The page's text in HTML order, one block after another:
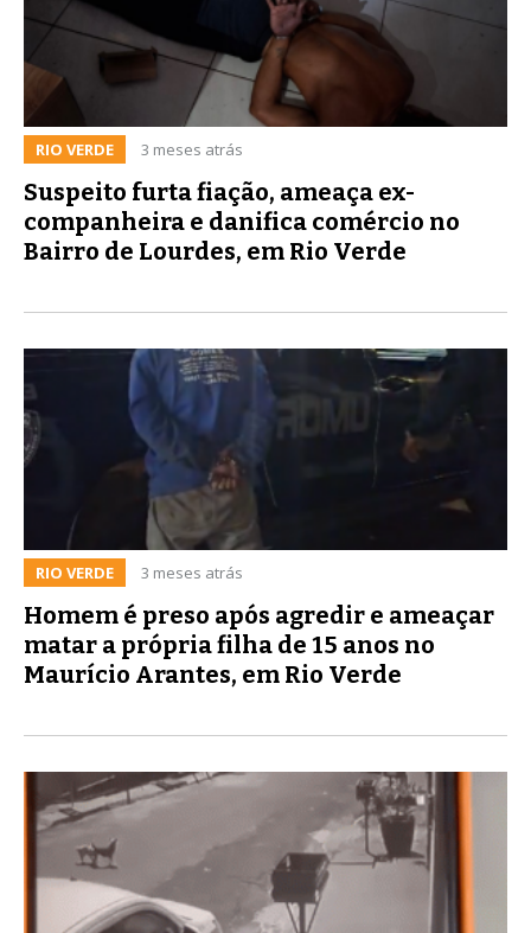
RIO VERDE 3 meses atrás
Suspeito furta fiação, ameaça ex-
companheira e danifica comércio no
Bairro de Lourdes, em Rio Verde
RIO VERDE 3 meses atrás
Homem é preso após agredir e ameaçar
matar a própria filha de 15 anos no
Maurício Arantes, em Rio Verde